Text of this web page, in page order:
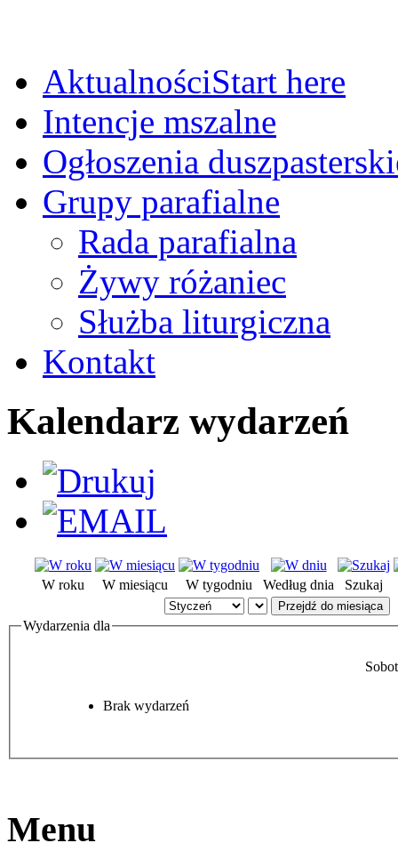
AktualnościStart here
Intencje mszalne
Ogłoszenia
Grupy parafialne
Rada parafialna
Żywy różaniec
Służba liturgiczna
Kontakt
Kalendarz wydarzeń
W roku W miesiącu W tygodniu Według dnia Szukaj
Przejdź do miesiąca
Wydarzenia dla
Brak wydarzeń
Menu